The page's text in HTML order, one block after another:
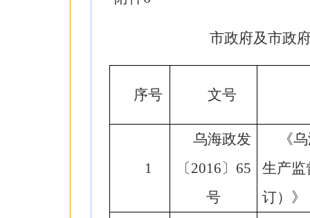
市政府及市政
序号 文号
1
乌海政发
〔2016〕65
号
《
生产监
订）》